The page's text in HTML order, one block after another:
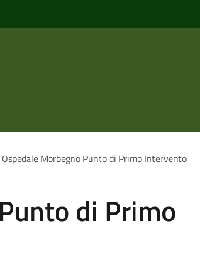
Ospedale Morbegno Punto di Primo Intervento
di Primo